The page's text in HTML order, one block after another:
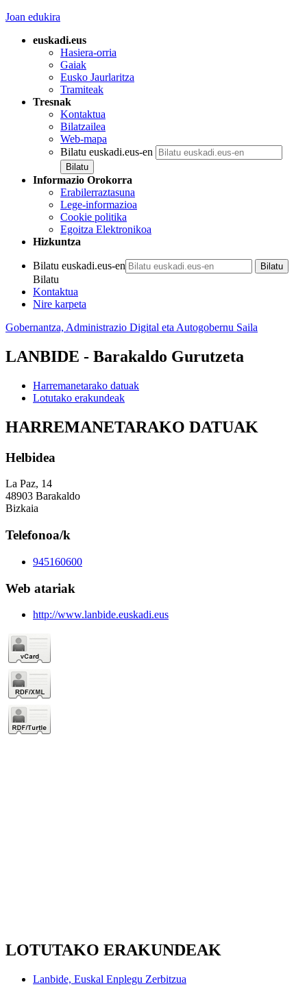
Joan edukira
euskadi.eus
Hasiera-orria
Gaiak
Eusko Jaurlaritza
Tramiteak
Tresnak
Kontaktua
Bilatzailea
Web-mapa
Bilatu euskadi.eus-en
Informazio Orokorra
Erabilerraztasuna
Lege-informazioa
Cookie politika
Egoitza Elektronikoa
Hizkuntza
Bilatu euskadi.eus-en
Bilatu
Kontaktua
Nire karpeta
Gobernantza, Administrazio Digital eta Autogobernu Saila
LANBIDE - Barakaldo Gurutzeta
Harremanetarako datuak
Lotutako erakundeak
HARREMANETARAKO DATUAK
Helbidea
La Paz, 14
48903 Barakaldo
Bizkaia
Telefonoa/k
945160600
Web atariak
http://www.lanbide.euskadi.eus
LOTUTAKO ERAKUNDEAK
Lanbide, Euskal Enplegu Zerbitzua